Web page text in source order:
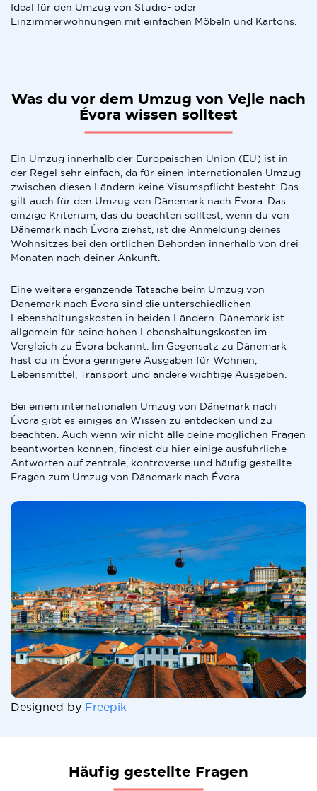
Ideal für den Umzug von Studio- oder
Einzimmerwohnungen mit einfachen Möbeln und Kartons.
Was du vor dem Umzug von Vejle nach
Évora wissen solltest
Ein Umzug innerhalb der Europäischen Union (EU) ist in
der Regel sehr einfach, da für einen internationalen Umzug
zwischen diesen Ländern keine Visumspflicht besteht. Das
gilt auch für den Umzug von Dänemark nach Évora. Das
einzige Kriterium, das du beachten solltest, wenn du von
Dänemark nach Évora ziehst, ist die Anmeldung deines
Wohnsitzes bei den örtlichen Behörden innerhalb von drei
Monaten nach deiner Ankunft.
Eine weitere ergänzende Tatsache beim Umzug von
Dänemark nach Évora sind die unterschiedlichen
Lebenshaltungskosten in beiden Ländern. Dänemark ist
allgemein für seine hohen Lebenshaltungskosten im
Vergleich zu Évora bekannt. Im Gegensatz zu Dänemark
hast du in Évora geringere Ausgaben für Wohnen,
Lebensmittel, Transport und andere wichtige Ausgaben.
Bei einem internationalen Umzug von Dänemark nach
Évora gibt es einiges an Wissen zu entdecken und zu
beachten. Auch wenn wir nicht alle deine möglichen Fragen
beantworten können, findest du hier einige ausführliche
Antworten auf zentrale, kontroverse und häufig gestellte
Fragen zum Umzug von Dänemark nach Évora.
Designed by Freepik
Häufig gestellte Fragen